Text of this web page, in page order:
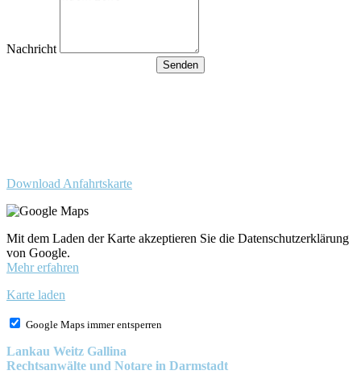
Nachricht
Senden
Download Anfahrtskarte
Mit dem Laden der Karte akzeptieren Sie die Datenschutzerklärung
von Google.
Mehr erfahren
Karte laden
Google Maps immer entsperren
Lankau Weitz Gallina
Rechtsanwälte und Notare in Darmstadt